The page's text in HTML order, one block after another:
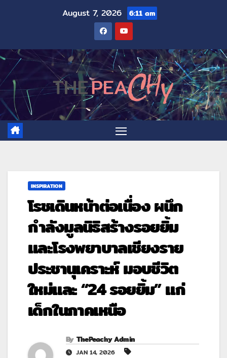
August 7, 2026 6:11 am
INSPIRATION
โรชเดินหน้าต่อเนื่อง ผนึก
กำลังมูลนิธิสร้างรอยยิ้ม
และโรงพยาบาลเชียงราย
ประชานุเคราะห์ มอบชีวิต
ใหม่และ “24 รอยยิ้ม” แก่
เด็กในภาคเหนือ
By ThePeachy Admin
JAN 14, 2026